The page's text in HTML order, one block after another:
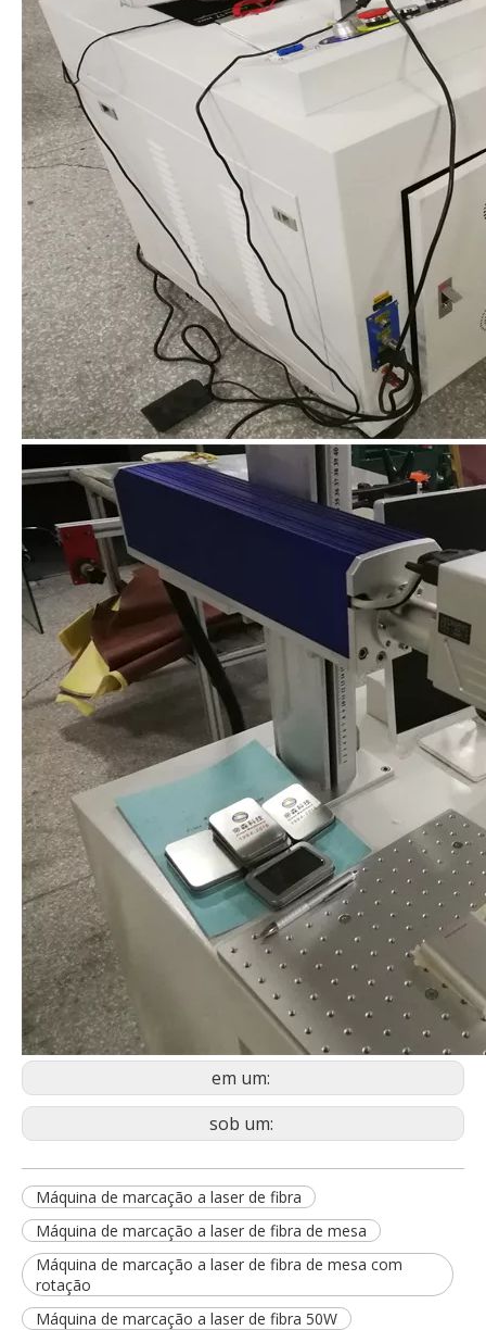
em um:
sob um:
Máquina de marcação a laser de fibra
Máquina de marcação a laser de fibra de mesa
Máquina de marcação a laser de fibra de mesa com
rotação
Máquina de marcação a laser de fibra 50W